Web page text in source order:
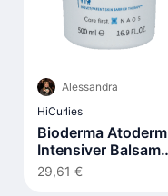
Alessandra
HiCurlies
Bioderma Atoderm
Intensiver Balsam
500ml
29,61 €